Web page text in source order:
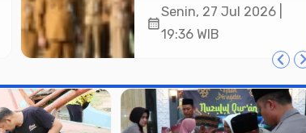
Ekstrem, Wakil
Bupati Pemalang
Kebakaran
calendar_month
Senin, 27 Jul 2026 |
19:36 WIB